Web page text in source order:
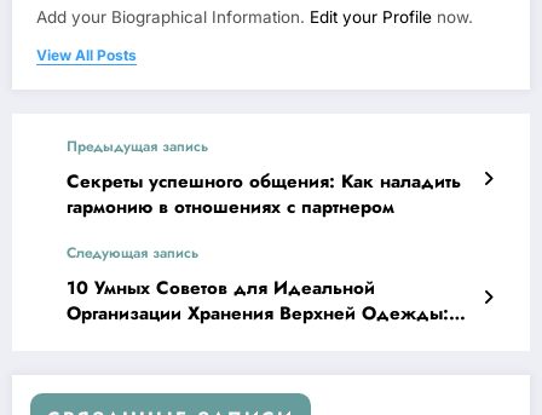
Add your Biographical Information. Edit your Profile now.
View All Posts
Предыдущая запись
Секреты успешного общения: Как наладить
гармонию в отношениях с партнером
Следующая запись
10 Умных Советов для Идеальной
Организации Хранения Верхней Одежды: